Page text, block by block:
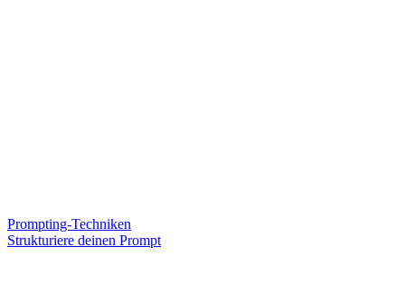
Prompting-Techniken
Strukturiere deinen Prompt